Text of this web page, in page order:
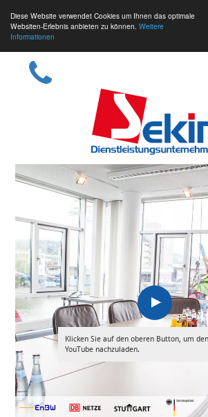
Diese Website verwendet Cookies um Ihnen das optimale
Websiten-Erlebnis anbieten zu können. Weitere
Informationen
Klicken Sie auf den oberen Button, um
YouTube nachzuladen.